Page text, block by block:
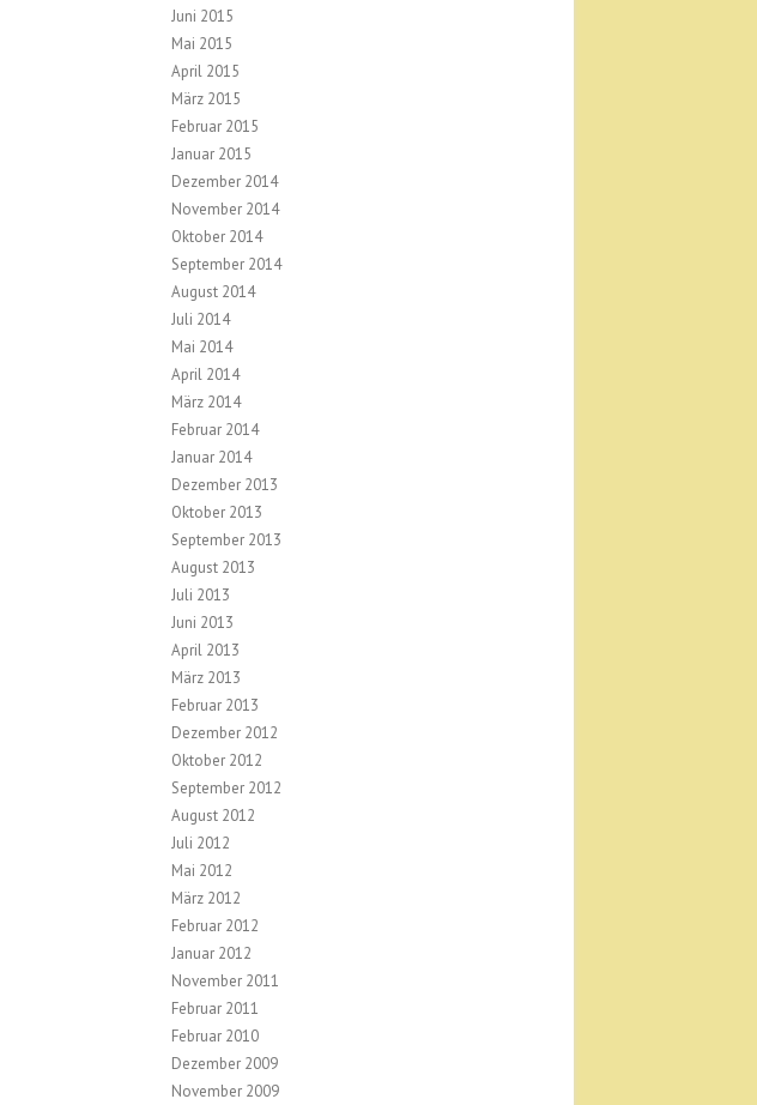
Juni 2015
Mai 2015
April 2015
März 2015
Februar 2015
Januar 2015
Dezember 2014
November 2014
Oktober 2014
September 2014
August 2014
Juli 2014
Mai 2014
April 2014
März 2014
Februar 2014
Januar 2014
Dezember 2013
Oktober 2013
September 2013
August 2013
Juli 2013
Juni 2013
April 2013
März 2013
Februar 2013
Dezember 2012
Oktober 2012
September 2012
August 2012
Juli 2012
Mai 2012
März 2012
Februar 2012
Januar 2012
November 2011
Februar 2011
Februar 2010
Dezember 2009
November 2009